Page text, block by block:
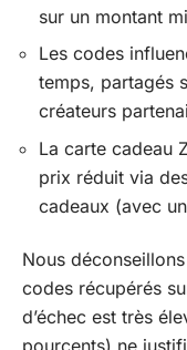
sur un montant
Les codes
temps, partagés
créateurs
La carte cadeau
prix réduit via
cadeaux (avec
Nous
codes récupérés
d’échec est très
pourcents) ne